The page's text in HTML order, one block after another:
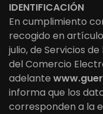
IDENTIFICACIÓN
En cumplimiento
recogido en artículo
julio, de Servicios
del Comercio
adelante
informa que los
corresponden a la